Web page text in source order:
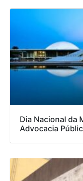
Dia Nacional da
Advocacia